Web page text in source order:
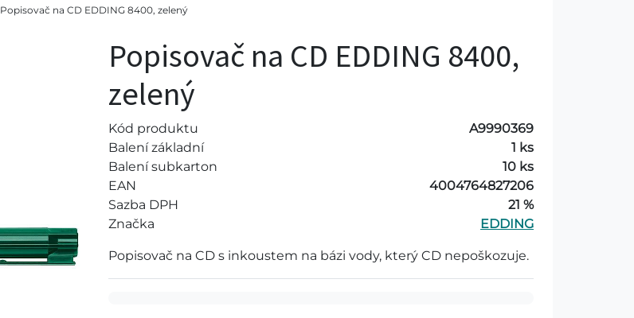
Popisovač na CD EDDING 8400, zelený
Popisovač na CD EDDING 8400,
zelený
Kód produktu
A9990369
Balení základní
1 ks
Balení subkarton
10 ks
EAN
4004764827206
Sazba DPH
21 %
Značka
EDDING
Popisovač na CD s inkoustem na bázi vody, který CD nepoškozuje.